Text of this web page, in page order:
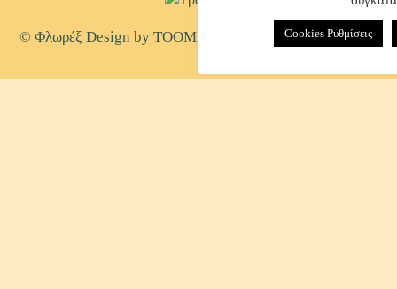
© Φλωρέξ Design by TOOMAN | Created byWEB-MATE
Cookies Ρυθμίσεις